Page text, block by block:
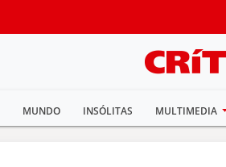
MUNDO INSÓLITAS MULTIMEDIA